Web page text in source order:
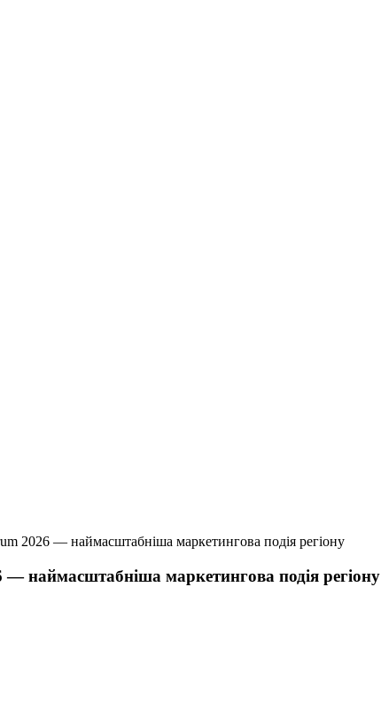
2026 — наймасштабніша маркетингова подія регіону
наймасштабніша маркетингова подія регіону